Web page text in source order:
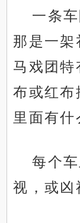
一条
那是一架
马戏团特
布或红布
里面有什
每个
视，或凶